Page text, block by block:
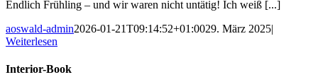
Endlich Frühling – und wir waren nicht untätig! Ich weiß [...]
aoswald-admin2026-01-21T09:14:52+01:0029. März 2025|
Weiterlesen
Interior-Book